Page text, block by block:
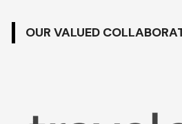
OUR VALUED